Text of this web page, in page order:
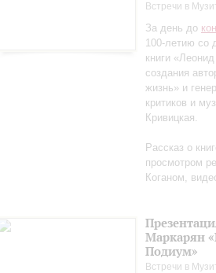
Встречи в
За день до
100-летию со
книги
создания
жизнь» и
критиков и
Кривицкая.
Рассказ о
просмотром
Коганом,
Маркарян
Подиум»
Встречи в